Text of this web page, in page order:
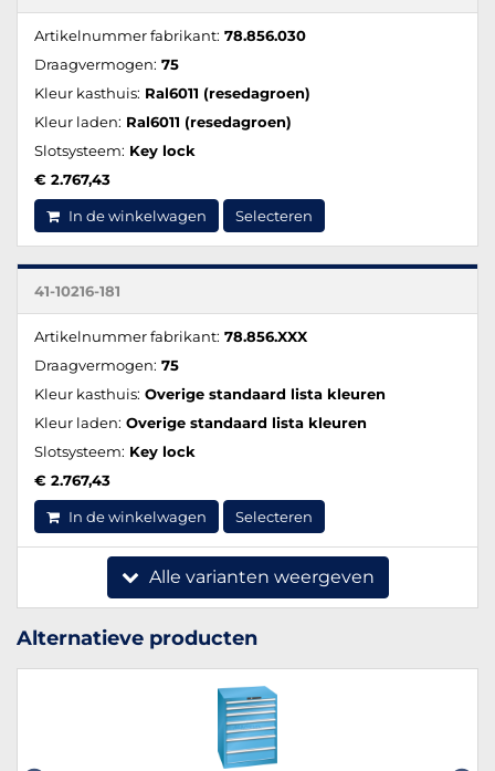
Artikelnummer fabrikant: 78.856.030
Draagvermogen: 75
Kleur kasthuis: Ral6011 (resedagroen)
Kleur laden: Ral6011 (resedagroen)
Slotsysteem: Key lock
€ 2.767,43
In de winkelwagen Selecteren
41-10216-181
Artikelnummer fabrikant: 78.856.XXX
Draagvermogen: 75
Kleur kasthuis: Overige standaard lista kleuren
Kleur laden: Overige standaard lista kleuren
Slotsysteem: Key lock
€ 2.767,43
In de winkelwagen Selecteren
Alle varianten weergeven
Alternatieve producten